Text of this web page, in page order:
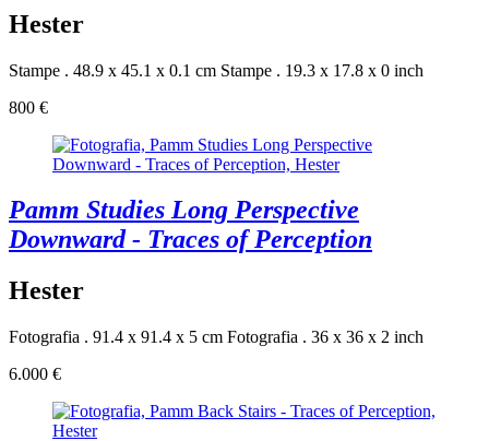
Hester
Stampe . 48.9 x 45.1 x 0.1 cm Stampe . 19.3 x 17.8 x 0 inch
800 €
Pamm Studies Long Perspective
Downward - Traces of Perception
Hester
Fotografia . 91.4 x 91.4 x 5 cm Fotografia . 36 x 36 x 2 inch
6.000 €